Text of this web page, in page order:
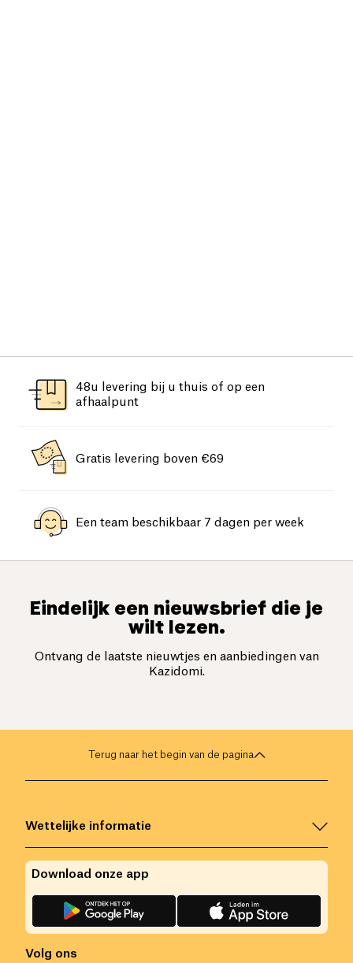
48u levering bij u thuis of op een
afhaalpunt
Gratis levering boven €69
Een team beschikbaar 7 dagen per week
Eindelijk een nieuwsbrief die je
wilt lezen.
Ontvang de laatste nieuwtjes en aanbiedingen van
Kazidomi.
Terug naar het begin van de pagina
Wettelijke informatie
Volg ons
Download onze app